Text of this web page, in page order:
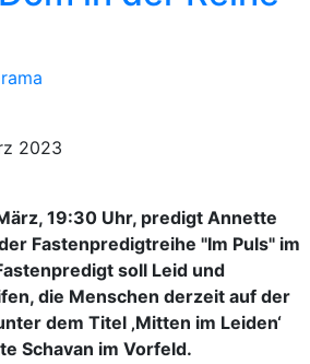
2023
19:30 Uhr, predigt Annette
Fastenpredigtreihe "Im Puls" im
soll Leid und
die Menschen derzeit auf der
dem Titel ‚Mitten im Leiden‘
Schavan im Vorfeld.